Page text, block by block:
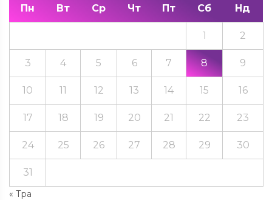
Пн Вт Ср Чт Пт Сб Нд
« Тра
1 2
3 4 5 6 7 8 9
10 11 12 13 14 15 16
17 18 19 20 21 22 23
24 25 26 27 28 29 30
31